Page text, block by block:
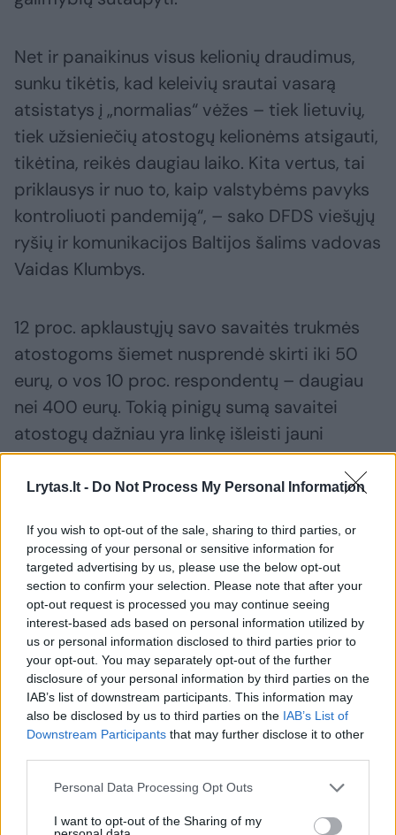
Lrytas.lt - Do Not Process My Personal Information
If you wish to opt-out of the sale, sharing to third parties, or
processing of your personal or sensitive information for
targeted advertising by us, please use the below opt-out
section to confirm your selection. Please note that after your
opt-out request is processed you may continue seeing
interest-based ads based on personal information utilized by
us or personal information disclosed to third parties prior to
your opt-out. You may separately opt-out of the further
disclosure of your personal information by third parties on the
IAB’s list of downstream participants. This information may
also be disclosed by us to third parties on the IAB’s List of
Downstream Participants that may further disclose it to other
Personal Data Processing Opt Outs
I want to opt-out of the Sharing of my
Net ir panaikinus visus kelionių draudimus,
sunku tikėtis, kad keleivių srautai vasarą
atsistatys į „normalias“ vėžes – tiek lietuvių,
tiek užsieniečių atostogų kelionėms atsigauti,
tikėtina, reikės daugiau laiko. Kita vertus, tai
priklausys ir nuo to, kaip valstybėms pavyks
kontroliuoti pandemiją“, – sako DFDS viešųjų
ryšių ir komunikacijos Baltijos šalims vadovas
Vaidas Klumbys.
12 proc. apklaustųjų savo savaitės trukmės
atostogoms šiemet nusprendė skirti iki 50
eurų, o vos 10 proc. respondentų – daugiau
nei 400 eurų. Tokią pinigų sumą savaitei
atostogų dažniau yra linkę išleisti jauni
lietuviai, dauguma jų gyvena didmiesčiuose.
keltuose praktiškai neliko atostogų segmento
tiek iš užsienio, tiek iš Lietuvos, sumažėjo
aukščiausios klasės kajučių paklausa. Į
populiariausias mūsų kryptis – Vokietiją ir
Švediją, vyko žmonės, kurie užsienyje turėjo
darbo reikalų. Tačiau šiuo metu vėl jaučiame
augantį susidomėjimą ir poilsinėmis
kelionėmis.
Matome, kad lietuviai gimtinę ir aplinkines
šalis šiemet aktyviau planuoja pažinti